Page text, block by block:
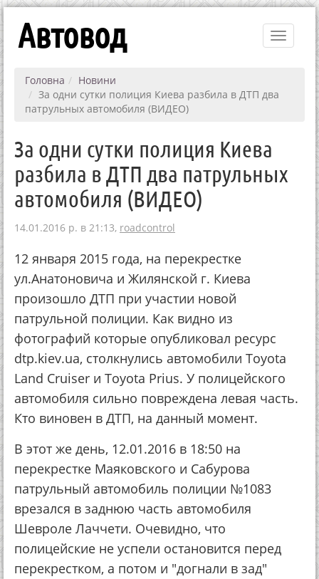
Toggle
Автовод
Головна
Новини
За одни сутки полиция Киева разбила в ДТП два
патрульных автомобиля (ВИДЕО)
За одни сутки полиция Киева
разбила в ДТП два патрульных
автомобиля (ВИДЕО)
14.01.2016 р. в 21:13, roadcontrol
12 января 2015 года, на перекрестке
ул.Анатоновича и Жилянской г. Киева
произошло ДТП при участии новой
патрульной полиции. Как видно из
фотографий которые опубликовал ресурс
dtp.kiev.ua, столкнулись автомобили Toyota
Land Cruiser и Toyota Prius. У полицейского
автомобиля сильно повреждена левая часть.
Кто виновен в ДТП, на данный момент.
В этот же день, 12.01.2016 в 18:50 на
перекрестке Маяковского и Сабурова
патрульный автомобиль полиции №1083
врезался в заднюю часть автомобиля
Шевроле Лаччети. Очевидно, что
полицейские не успели остановится перед
перекрестком, а потом и "догнали в зад"